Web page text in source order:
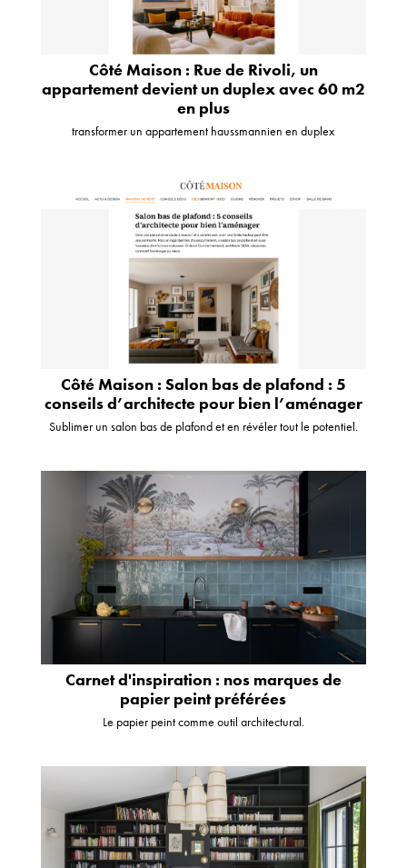
Côté Maison : Rue de Rivoli, un
appartement devient un duplex avec 60 m2
en plus
transformer un appartement haussmannien en duplex
Côté Maison : Salon bas de plafond : 5
conseils d’architecte pour bien l’aménager
Sublimer un salon bas de plafond et en révéler tout le potentiel.
Carnet d'inspiration : nos marques de
papier peint préférées
Le papier peint comme outil architectural.